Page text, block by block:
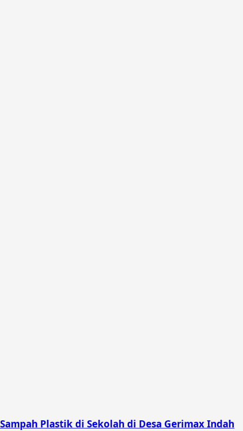
Plastik di Sekolah di Desa Gerimax Indah